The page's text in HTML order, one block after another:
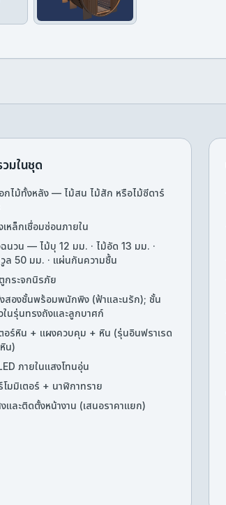
มในชุด
กไม้ทั้งหลัง — ไม้สน ไม้สัก หรือไม้ซีดาร์
เหล็กเชื่อมซ่อนภายใน
นวน — ไม้บุ 12 มม. · ไม้อัด 13 มม. ·
ล 50 มม. · แผ่นกันความชื้น
กระจกนิรภัย
สองชั้นพร้อมพนักพิง (ฟ้าและนรัก); ชั้น
ในรุ่นทรงถังและลูกบาศก์
อร์หิน + แผงควบคุม + หิน (รุ่นอินฟราเรด
น)
ภายในแสงโทนอุ่น
โมมิเตอร์ + นาฬิกาทราย
และติดตั้งหน้างาน (เสนอราคาแยก)